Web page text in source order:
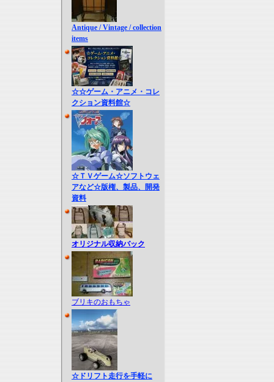
Antique / Vintage / collection
items
☆☆ゲーム・アニメ・コレ
クション資料館☆
☆ＴＶゲーム☆ソフトウェ
アなど☆版権、製品、開発
資料
オリジナル収納バック
ブリキのおもちゃ
☆ドリフト走行を手軽に